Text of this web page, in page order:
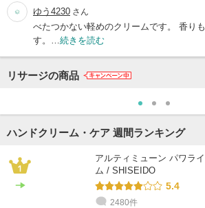
ゆう4230 さん
べたつかない軽めのクリームです。 香り
す。… 続きを読む
リサージの商品
ハンドクリーム・ケア 週間ランキング
アルティミューン パワラ
ム / SHISEIDO
5.4
2480件